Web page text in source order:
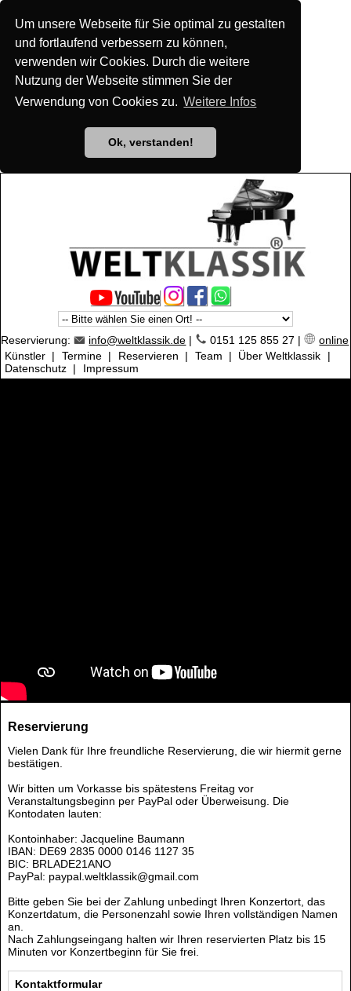
Um unsere Webseite für Sie optimal zu gestalten
und fortlaufend verbessern zu können,
verwenden wir Cookies. Durch die weitere
Nutzung der Webseite stimmen Sie der
Verwendung von Cookies zu. Weitere Infos
Ok, verstanden!
Reservierung: info@weltklassik.de | 0151 125 855 27 |
online
Künstler | Termine | Reservieren | Team | Über Weltklassik
|
Datenschutz | Impressum
Reservierung
Vielen Dank für Ihre freundliche Reservierung, die wir hiermit gerne
bestätigen.
Wir bitten um Vorkasse bis spätestens Freitag vor
Veranstaltungsbeginn per PayPal oder Überweisung. Die
Kontodaten lauten:
Kontoinhaber: Jacqueline Baumann
IBAN: DE69 2835 0000 0146 1127 35
BIC: BRLADE21ANO
PayPal: paypal.weltklassik@gmail.com
Bitte geben Sie bei der Zahlung unbedingt Ihren Konzertort, das
Konzertdatum, die Personenzahl sowie Ihren vollständigen Namen
an.
Nach Zahlungseingang halten wir Ihren reservierten Platz bis 15
Minuten vor Konzertbeginn für Sie frei.
Kontaktformular